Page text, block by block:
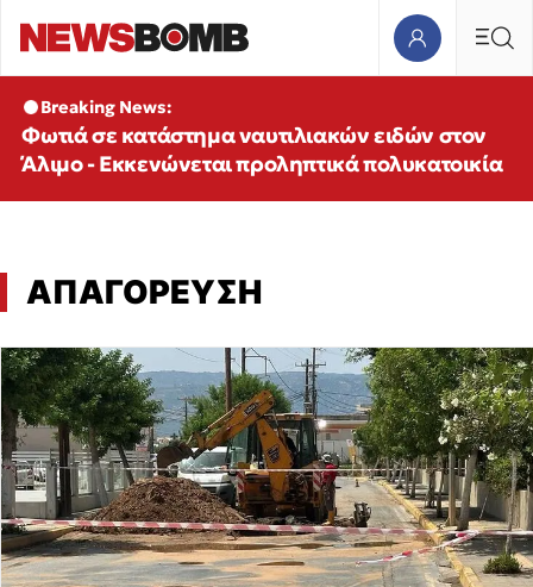
Breaking News:
Φωτιά σε κατάστημα ναυτιλιακών ειδών στον
Άλιμο - Εκκενώνεται προληπτικά πολυκατοικία
ΑΠΑΓΟΡΕΥΣΗ